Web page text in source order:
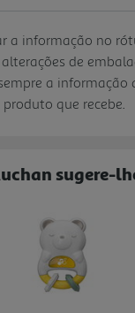
a informação no
de
a informação
produto que recebe.
sugere-